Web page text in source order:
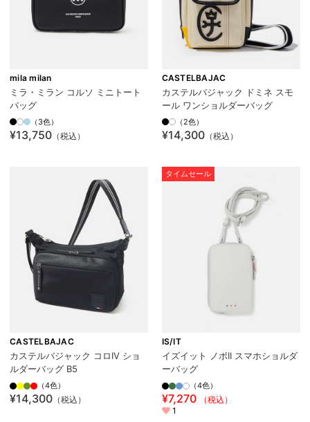
mila milan
ミラ・ミラン コルソ ミニトート
バッグ
（3色）
¥13,750 （税込）
CASTELBAJAC
カステルバジャック ドミネ スモ
ール ワンショルダーバッグ
（2色）
¥14,300（税込）
CASTELBAJAC
カステルバジャック コロIV ショ
ルダーバッグ B5
（4色）
¥14,300 （税込）
タイムセール
IS/IT
イズイット ノボII スマホショルダ
ーバッグ
（4色）
¥7,270
（税込）
1